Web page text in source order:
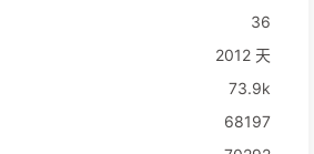
36
2012 天
73.9k
68197